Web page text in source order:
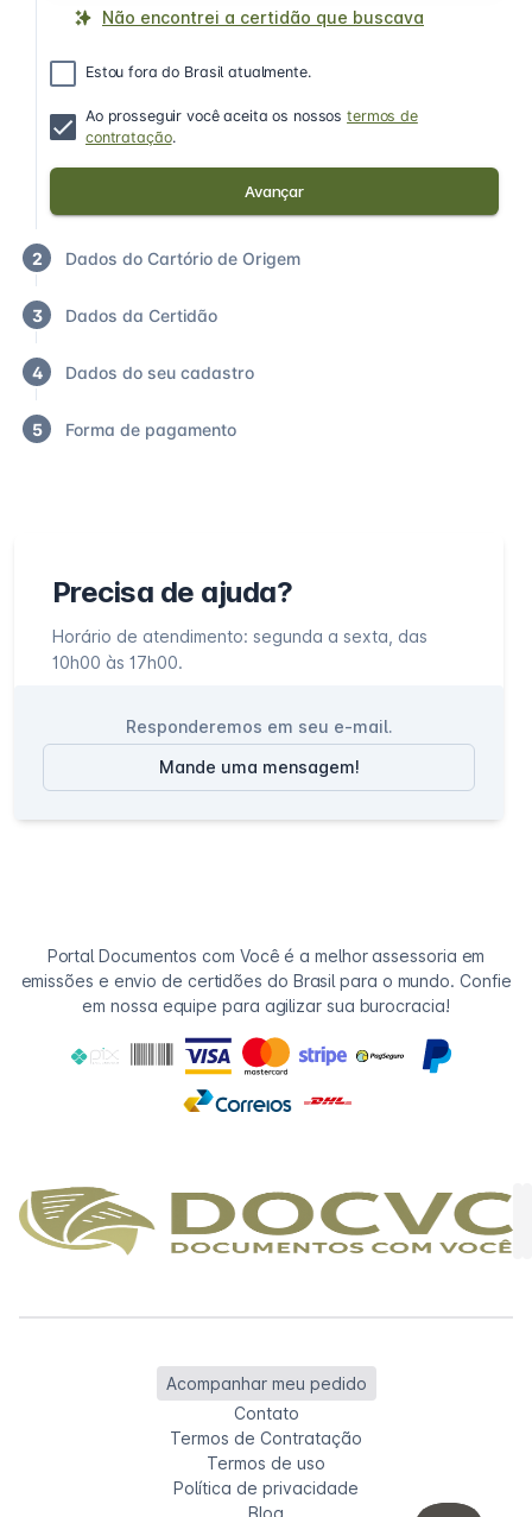
Não encontrei a certidão que buscava
Estou fora do Brasil atualmente.
Ao prosseguir você aceita os nossostermos de
contratação.
Avançar
2 Dados do Cartório de Origem
3 Dados da Certidão
4 Dados do seu cadastro
5 Forma de pagamento
Precisa de ajuda?
Horário de atendimento: segunda a sexta, das
10h00 às 17h00.
Responderemos em seu e-mail.
Mande uma mensagem!
Portal Documentos com Você é a melhor assessoria em
emissões e envio de certidões do Brasil para o mundo. Confie
em nossa equipe para agilizar sua burocracia!
Acompanhar meu pedido
Contato
Termos de Contratação
Termos de uso
Política de privacidade
Blog